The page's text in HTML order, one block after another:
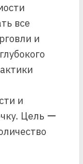
все
и
и
Цель ー